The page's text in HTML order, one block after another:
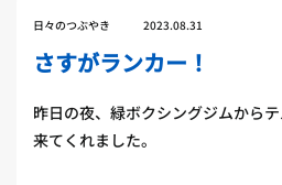
日々のつぶやき 2023.08.31
さすがランカー！
昨日の夜、緑ボクシングジムから
来てくれました。